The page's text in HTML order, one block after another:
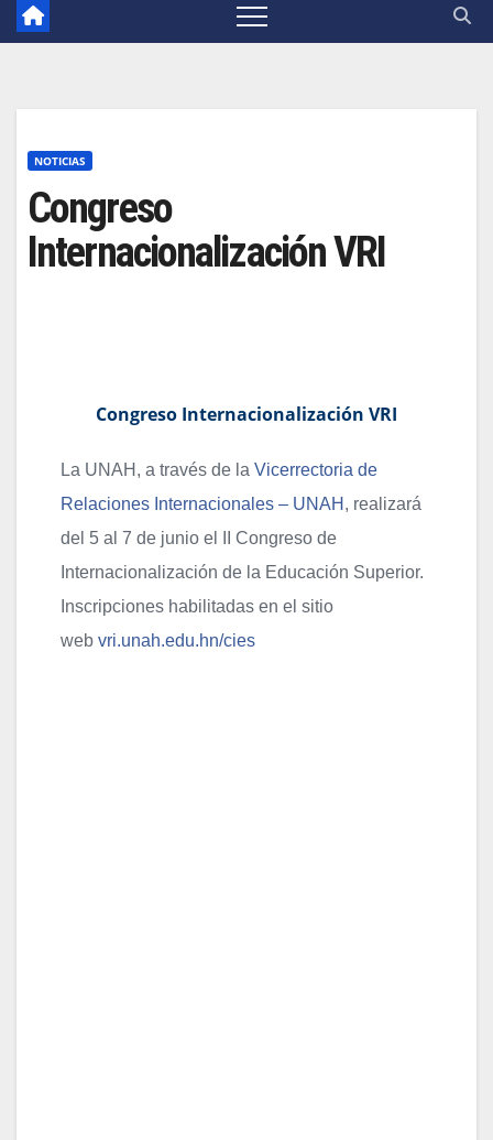
NOTICIAS
Congreso
Internacionalización VRI
Congreso Internacionalización VRI
La UNAH, a través de la Vicerrectoria de
Relaciones Internacionales – UNAH , realizará
del 5 al 7 de junio el II Congreso de
Internacionalización de la Educación Superior.
Inscripciones habilitadas en el sitio
web vri.unah.edu.hn/cies